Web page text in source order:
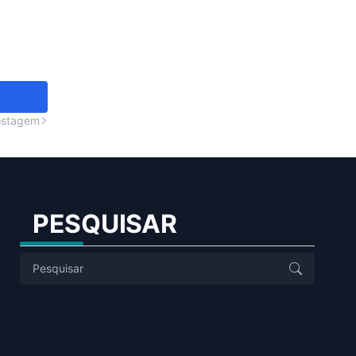
PESQUISAR